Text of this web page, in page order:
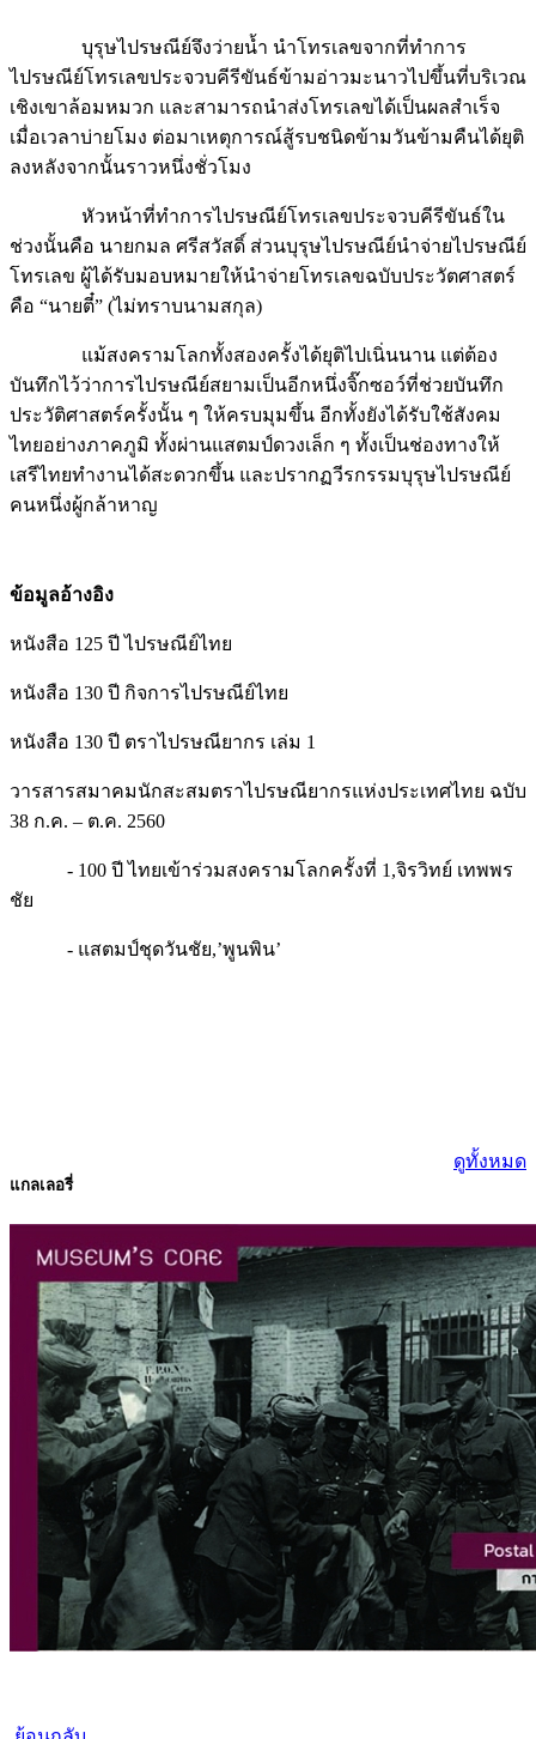
ไปรษณีย์โทรเลขประจวบคีรีขันธ์ข้ามอ่าวมะนาวไปขึ้นที่บริเวณ
เชิงเขาล้อมหมวก และสามารถนำส่งโทรเลขได้เป็นผลสำเร็จ
เมื่อเวลาบ่ายโมง ต่อมาเหตุการณ์สู้รบชนิดข้ามวันข้ามคืนได้ยุติ
ลงหลังจากนั้นราวหนึ่งชั่วโมง
ช่วงนั้นคือ นายกมล ศรีสวัสดิ์ ส่วนบุรุษไปรษณีย์นำจ่ายไปรษณีย์
โทรเลข ผู้ได้รับมอบหมายให้นำจ่ายโทรเลขฉบับประวัตศาสตร์
คือ “นายตี๋” (ไม่ทราบนามสกุล)
แม้สงครามโลกทั้งสองครั้งได้ยุติไปเนิ่นนาน แต่ต้อง
บันทึกไว้ว่าการไปรษณีย์สยามเป็นอีกหนึ่งจิ๊กซอว์ที่ช่วยบันทึก
ประวัติศาสตร์ครั้งนั้น ๆ ให้ครบมุมขึ้น อีกทั้งยังได้รับใช้สังคม
ไทยอย่างภาคภูมิ ทั้งผ่านแสตมป์ดวงเล็ก ๆ ทั้งเป็นช่องทางให้
เสรีไทยทำงานได้สะดวกขึ้น และปรากฏวีรกรรมบุรุษไปรษณีย์
คนหนึ่งผู้กล้าหาญ
หนังสือ 125 ปี ไปรษณีย์ไทย
38 ก.ค. – ต.ค. 2560